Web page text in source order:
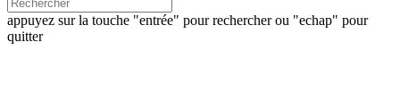
appuyez sur la touche "entrée" pour rechercher ou "echap" pour
quitter